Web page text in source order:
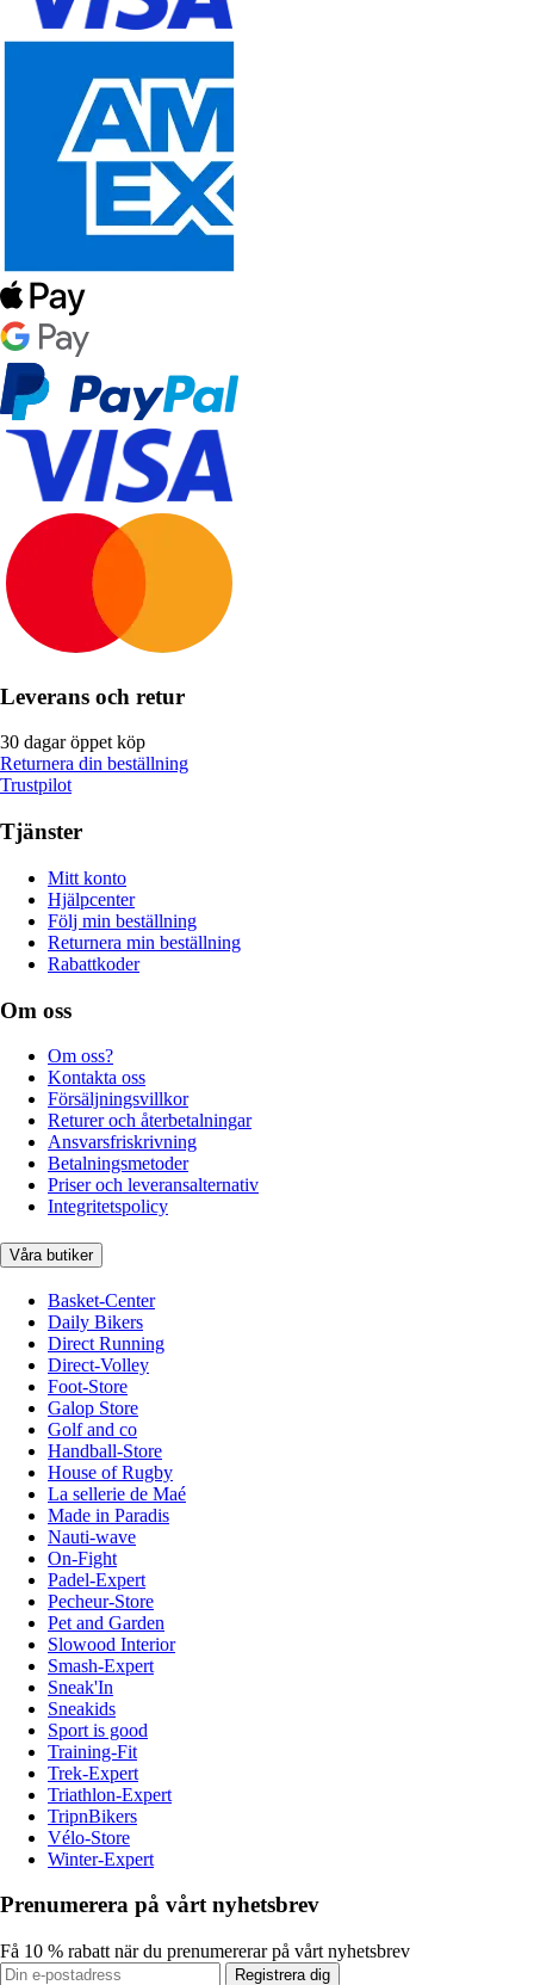
Leverans och retur
30 dagar öppet köp
Returnera din beställning
Trustpilot
Tjänster
Mitt konto
Hjälpcenter
Följ min beställning
Returnera min beställning
Rabattkoder
Om oss
Om oss?
Kontakta oss
Försäljningsvillkor
Returer och återbetalningar
Ansvarsfriskrivning
Betalningsmetoder
Priser och leveransalternativ
Integritetspolicy
Våra butiker
Basket-Center
Daily Bikers
Direct Running
Direct-Volley
Foot-Store
Galop Store
Golf and co
Handball-Store
House of Rugby
La sellerie de Maé
Made in Paradis
Nauti-wave
On-Fight
Padel-Expert
Pecheur-Store
Pet and Garden
Slowood Interior
Smash-Expert
Sneak'In
Sneakids
Sport is good
Training-Fit
Trek-Expert
Triathlon-Expert
TripnBikers
Vélo-Store
Winter-Expert
Prenumerera på vårt nyhetsbrev
Få 10 % rabatt när du prenumererar på vårt nyhetsbrev
Registrera dig